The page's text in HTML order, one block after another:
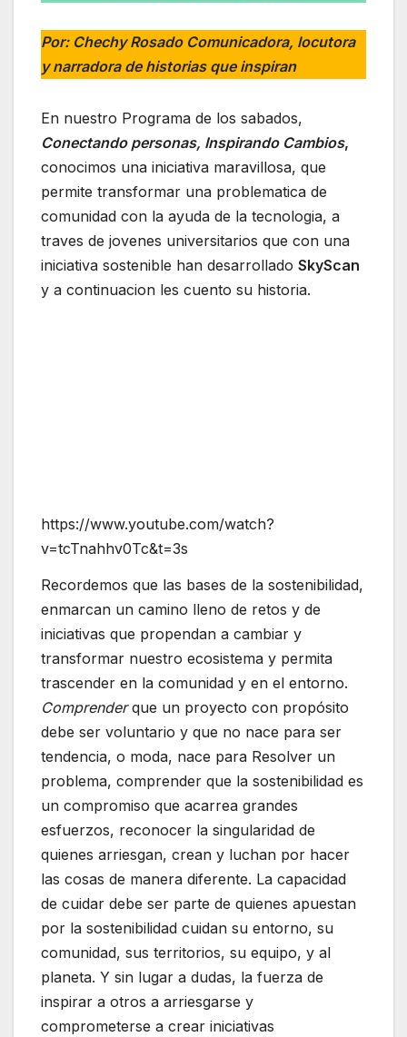
Por: Chechy Rosado Comunicadora, locutora
y narradora de historias que inspiran
En nuestro Programa de los sabados,
Conectando personas, Inspirando Cambios,
conocimos una iniciativa maravillosa, que
permite transformar una problematica de
comunidad con la ayuda de la tecnologia, a
traves de jovenes universitarios que con una
iniciativa sostenible han desarrollado SkyScan
y a continuacion les cuento su historia.
https://www.youtube.com/watch?
v=tcTnahhv0Tc&t=3s
Recordemos que las bases de la sostenibilidad,
enmarcan un camino lleno de retos y de
iniciativas que propendan a cambiar y
transformar nuestro ecosistema y permita
trascender en la comunidad y en el entorno.
Comprenderque un proyecto con propósito
debe ser voluntario y que no nace para ser
tendencia, o moda, nace para Resolver un
problema, comprender que la sostenibilidad es
un compromiso que acarrea grandes
esfuerzos, reconocer la singularidad de
quienes arriesgan, crean y luchan por hacer
las cosas de manera diferente. La capacidad
de cuidar debe ser parte de quienes apuestan
por la sostenibilidad cuidan su entorno, su
comunidad, sus territorios, su equipo, y al
planeta. Y sin lugar a dudas, la fuerza de
inspirar a otros a arriesgarse y
comprometerse a crear iniciativas